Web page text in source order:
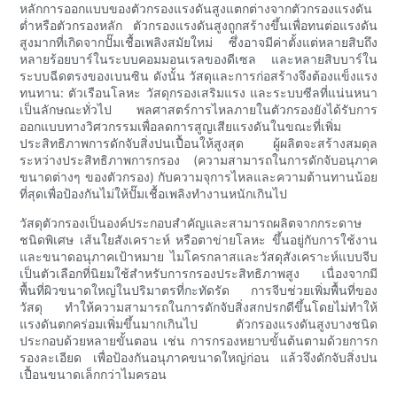
หลักการออกแบบของตัวกรองแรงดันสูงแตกต่างจากตัวกรองแรงดัน
ต่ำหรือตัวกรองหลัก ตัวกรองแรงดันสูงถูกสร้างขึ้นเพื่อทนต่อแรงดัน
สูงมากที่เกิดจากปั๊มเชื้อเพลิงสมัยใหม่ ซึ่งอาจมีค่าตั้งแต่หลายสิบถึง
หลายร้อยบาร์ในระบบคอมมอนเรลของดีเซล และหลายสิบบาร์ใน
ระบบฉีดตรงของเบนซิน ดังนั้น วัสดุและการก่อสร้างจึงต้องแข็งแรง
ทนทาน: ตัวเรือนโลหะ วัสดุกรองเสริมแรง และระบบซีลที่แน่นหนา
เป็นลักษณะทั่วไป พลศาสตร์การไหลภายในตัวกรองยังได้รับการ
ออกแบบทางวิศวกรรมเพื่อลดการสูญเสียแรงดันในขณะที่เพิ่ม
ประสิทธิภาพการดักจับสิ่งปนเปื้อนให้สูงสุด ผู้ผลิตจะสร้างสมดุล
ระหว่างประสิทธิภาพการกรอง (ความสามารถในการดักจับอนุภาค
ขนาดต่างๆ ของตัวกรอง) กับความจุการไหลและความต้านทานน้อย
ที่สุดเพื่อป้องกันไม่ให้ปั๊มเชื้อเพลิงทำงานหนักเกินไป
วัสดุตัวกรองเป็นองค์ประกอบสำคัญและสามารถผลิตจากกระดาษ
ชนิดพิเศษ เส้นใยสังเคราะห์ หรือตาข่ายโลหะ ขึ้นอยู่กับการใช้งาน
และขนาดอนุภาคเป้าหมาย ไมโครกลาสและวัสดุสังเคราะห์แบบจีบ
เป็นตัวเลือกที่นิยมใช้สำหรับการกรองประสิทธิภาพสูง เนื่องจากมี
พื้นที่ผิวขนาดใหญ่ในปริมาตรที่กะทัดรัด การจีบช่วยเพิ่มพื้นที่ของ
วัสดุ ทำให้ความสามารถในการดักจับสิ่งสกปรกดีขึ้นโดยไม่ทำให้
แรงดันตกคร่อมเพิ่มขึ้นมากเกินไป ตัวกรองแรงดันสูงบางชนิด
ประกอบด้วยหลายขั้นตอน เช่น การกรองหยาบขั้นต้นตามด้วยการก
รองละเอียด เพื่อป้องกันอนุภาคขนาดใหญ่ก่อน แล้วจึงดักจับสิ่งปน
เปื้อนขนาดเล็กกว่าไมครอน